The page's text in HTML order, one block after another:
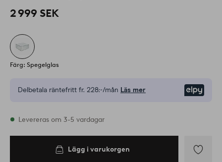
2 999 SEK
Färg: Spegelglas
Delbetala räntefritt fr. 228:-/mån Läs mer
I lager
Levereras om 3-5 vardagar
Lägg i varukorgen